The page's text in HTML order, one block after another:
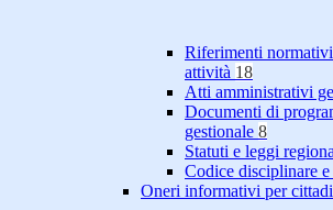
Riferimenti
attività 18
Atti amministrativi
Documenti di
gestionale 8
Statuti e leggi
Codice disciplinare
Oneri informativi per